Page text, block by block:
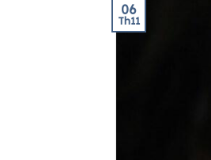
06
Th11